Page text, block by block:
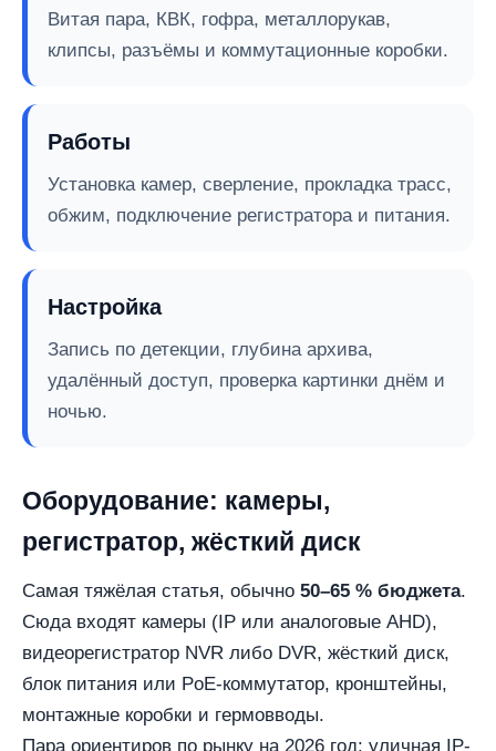
Витая пара, КВК, гофра, металлорукав,
клипсы, разъёмы и коммутационные коробки.
Работы
Установка камер, сверление, прокладка трасс,
обжим, подключение регистратора и питания.
Настройка
Запись по детекции, глубина архива,
удалённый доступ, проверка картинки днём и
ночью.
Оборудование: камеры,
регистратор, жёсткий диск
Самая тяжёлая статья, обычно 50–65 % бюджета.
Сюда входят камеры (IP или аналоговые AHD),
видеорегистратор NVR либо DVR, жёсткий диск,
блок питания или PoE-коммутатор, кронштейны,
монтажные коробки и гермовводы.
Пара ориентиров по рынку на 2026 год: уличная IP-